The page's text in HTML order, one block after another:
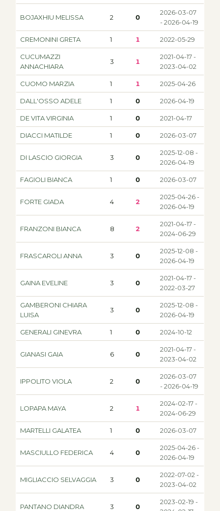
BOJAXHIU MELISSA 2 0
2026-03-07
- 2026-04-19
CREMONINI GRETA 1 1 2022-05-29
CUCUMAZZI
ANNACHIARA
3 1
2021-04-17 -
2023-04-02
CUOMO MARZIA 1 1 2025-04-26
DALL'OSSO ADELE 1 0 2026-04-19
DE VITA VIRGINIA 1 0 2021-04-17
DIACCI MATILDE 1 0 2026-03-07
DI LASCIO GIORGIA 3 0
2025-12-08 -
2026-04-19
FAGIOLI BIANCA 1 0 2026-03-07
FORTE GIADA 4 2
2025-04-26 -
2026-04-19
FRANZONI BIANCA 8 2
2021-04-17 -
2024-06-29
FRASCAROLI ANNA 3 0
2025-12-08 -
2026-04-19
GAINA EVELINE 3 0
2021-04-17 -
2022-03-27
GAMBERONI CHIARA
LUISA
3 0
2025-12-08 -
2026-04-19
GENERALI GINEVRA 1 0 2024-10-12
GIANASI GAIA 6 0
2021-04-17 -
2023-04-02
IPPOLITO VIOLA 2 0
2026-03-07
- 2026-04-19
LOPAPA MAYA 2 1
2024-02-17 -
2024-06-29
MARTELLI GALATEA 1 0 2026-03-07
MASCIULLO FEDERICA 4 0
2025-04-26 -
2026-04-19
MIGLIACCIO SELVAGGIA 3 0
2022-07-02 -
2023-04-02
PANTANO DIANDRA 3 0
2023-02-19 -